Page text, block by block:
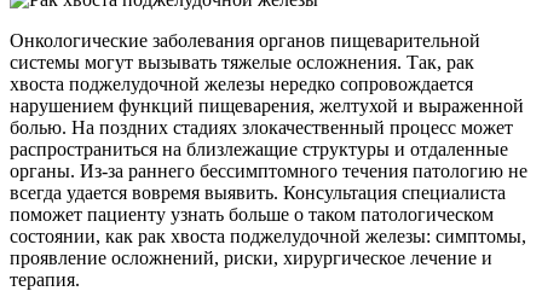
Онкологические заболевания органов пищеварительной
системы могут вызывать тяжелые осложнения. Так, рак
хвоста поджелудочной железы нередко сопровождается
нарушением функций пищеварения, желтухой и выраженной
болью. На поздних стадиях злокачественный процесс может
распространиться на близлежащие структуры и отдаленные
органы. Из-за раннего бессимптомного течения патологию не
всегда удается вовремя выявить. Консультация специалиста
поможет пациенту узнать больше о таком патологическом
состоянии, как рак хвоста поджелудочной железы: симптомы,
проявление осложнений, риски, хирургическое лечение и
терапия.